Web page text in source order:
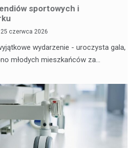
sportowych i
25 czerwca 2026
wydarzenie - uroczysta gala,
młodych mieszkańców za…